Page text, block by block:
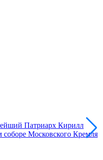
Патриарх Кирилл
Московского Кремля